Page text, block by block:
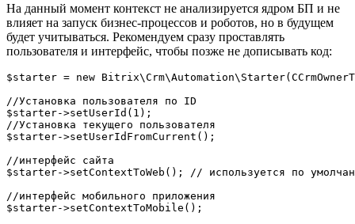
На данный момент контекст не анализируется ядром БП и не
влияет на запуск бизнес-процессов и роботов, но в будущем
будет учитываться. Рекомендуем сразу проставлять
пользователя и интерфейс, чтобы позже не дописывать код:
$starter = new
//Установка пользователя по ID
$starter->setUserId(1);
//Установка текущего пользователя
$starter->setUserIdFromCurrent();
//интерфейс сайта
$starter->setContextToWeb(); // используется по
//интерфейс мобильного приложения
$starter->setContextToMobile();